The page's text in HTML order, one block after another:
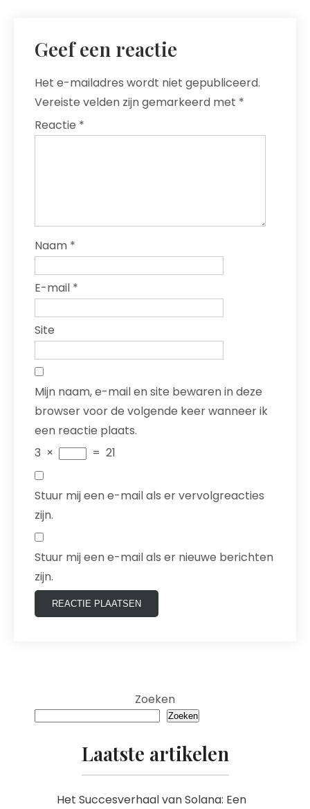
Geef een reactie
Het e-mailadres wordt niet gepubliceerd.
Vereiste velden zijn gemarkeerd met *
Reactie *
Naam *
E-mail *
Site
Mijn naam, e-mail en site bewaren in deze
browser voor de volgende keer wanneer ik
een reactie plaats.
3 × = 21
Stuur mij een e-mail als er vervolgreacties
zijn.
Stuur mij een e-mail als er nieuwe berichten
zijn.
Zoeken
Zoeken
Laatste artikelen
Het Succesverhaal van Solana: Een